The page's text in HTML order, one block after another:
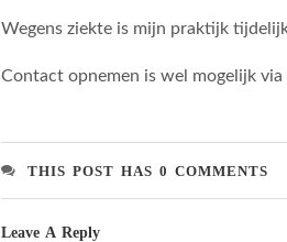
Wegens ziekte is mijn praktijk
Contact opnemen is wel mogelijk
THIS POST HAS 0 COMMENTS
Leave A Reply